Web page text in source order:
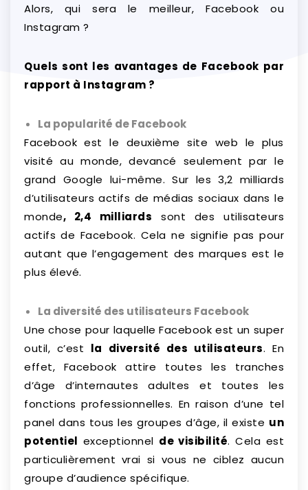
Alors, qui sera le meilleur, Facebook ou
Instagram ?
Quels sont les avantages de Facebook par
rapport à Instagram ?
La popularité de Facebook
Facebook est le deuxième site web le plus
visité au monde, devancé seulement par le
grand Google lui-même. Sur les 3,2 milliards
d’utilisateurs actifs de médias sociaux dans le
monde, 2,4 milliards sont des utilisateurs
actifs de Facebook. Cela ne signifie pas pour
autant que l’engagement des marques est le
plus élevé.
La diversité des utilisateurs Facebook
Une chose pour laquelle Facebook est un super
outil, c’est la diversité des utilisateurs. En
effet, Facebook attire toutes les tranches
d’âge d’internautes adultes et toutes les
fonctions professionnelles. En raison d’une tel
panel dans tous les groupes d’âge, il existe un
potentiel exceptionnel de visibilité. Cela est
particulièrement vrai si vous ne ciblez aucun
groupe d’audience spécifique.